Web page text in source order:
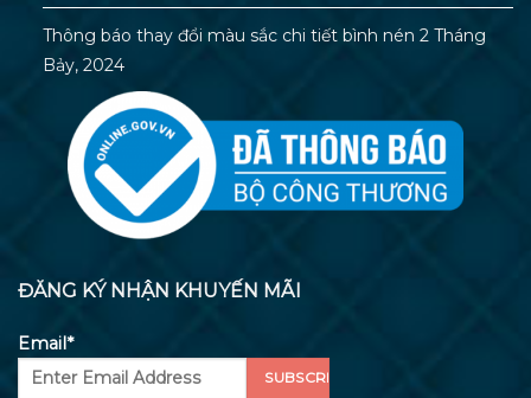
Thông báo thay đổi màu sắc chi tiết bình nén 2 Tháng
Bảy, 2024
ĐĂNG KÝ NHẬN KHUYẾN MÃI
Email*